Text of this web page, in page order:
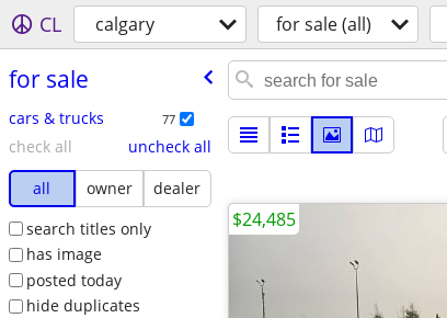
CL calgary for sale (all)
for sale
cars & trucks 77
check all
uncheck all
all
owner
dealer
search titles only
has image
posted today
hide duplicates
$24,485